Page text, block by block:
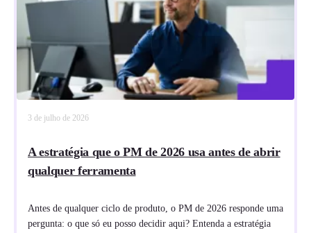
3 de julho de 2026
A estratégia que o PM de 2026 usa antes de abrir
qualquer ferramenta
Antes de qualquer ciclo de produto, o PM de 2026 responde uma
pergunta: o que só eu posso decidir aqui? Entenda a estratégia